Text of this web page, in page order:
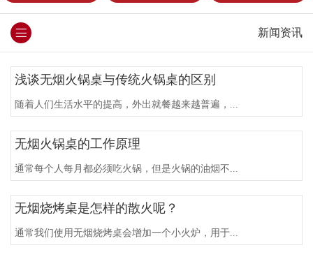
新闻资讯
浅谈无烟火锅桌与传统火锅桌的区别
随着人们生活水平的提高，外出就餐越来越普遍，...
无烟火锅桌的工作原理
通常每个人每月都必须吃火锅，但是火锅的油烟不...
无烟烧烤桌是怎样的散火呢？
通常我们使用无烟烧烤桌会增加一个小火炉，用于...